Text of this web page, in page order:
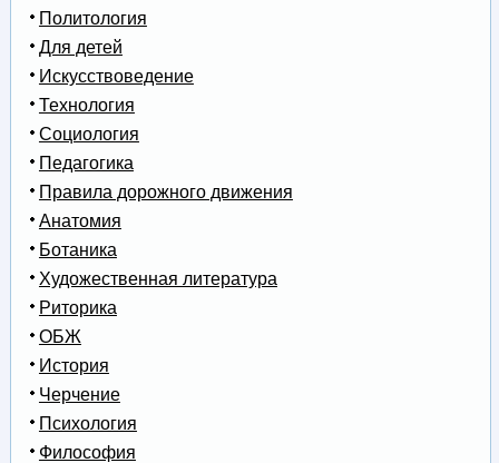
Политология
Для детей
Искусствоведение
Технология
Социология
Педагогика
Правила дорожного движения
Анатомия
Ботаника
Художественная литература
Риторика
ОБЖ
История
Черчение
Психология
Философия